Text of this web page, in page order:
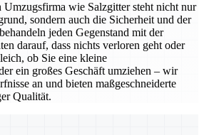
Umzugsfirma wie Salzgitter steht nicht nur
sondern auch die Sicherheit und der
jeden Gegenstand mit der
darauf, dass nichts verloren geht oder
ob Sie eine kleine
ein großes Geschäft umziehen – wir
an und bieten maßgeschneiderte
Qualität.